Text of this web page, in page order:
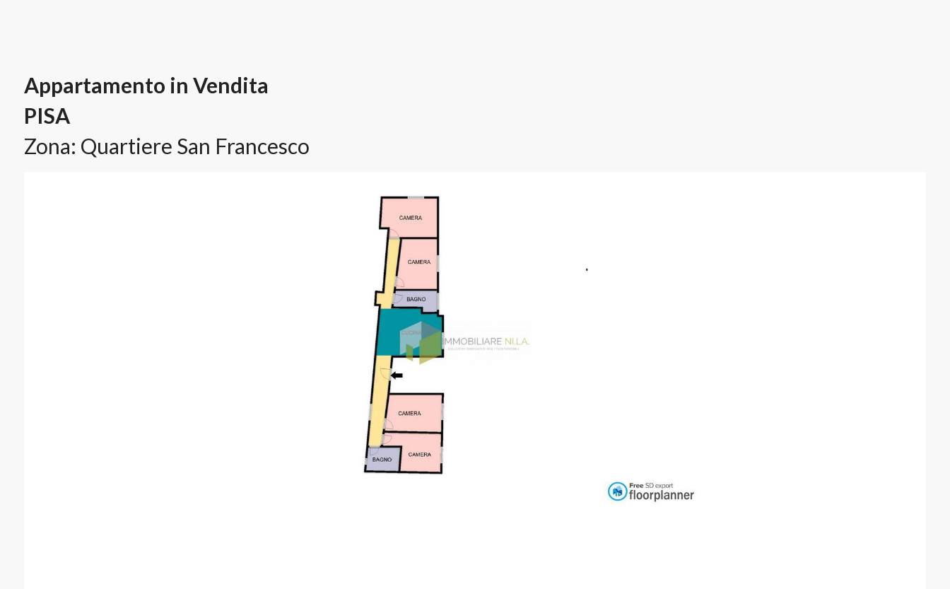
Appartamento in Vendita
PISA
Zona: Quartiere San Francesco